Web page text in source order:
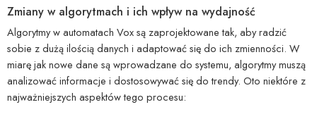
Zmiany w algorytmach i ich wpływ na wydajność
Algorytmy w automatach Vox są zaprojektowane tak, aby radzić
sobie z dużą ilością danych i adaptować się do ich zmienności. W
miarę jak nowe dane są wprowadzane do systemu, algorytmy muszą
analizować informacje i dostosowywać się do trendy. Oto niektóre z
najważniejszych aspektów tego procesu: